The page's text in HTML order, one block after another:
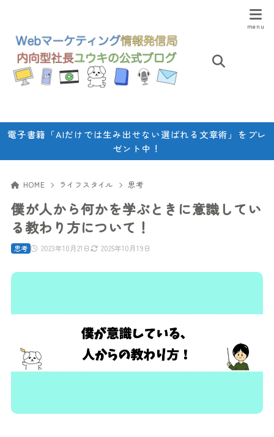
電子書籍「AIだけでは生み出せない選ばれる文章術」をプレ
ゼント中！
HOME ライフスタイル 思考
僕が人から何かを学ぶときに意識してい
る教わり方について！
2023年10月21日 2025年10月19日
思考